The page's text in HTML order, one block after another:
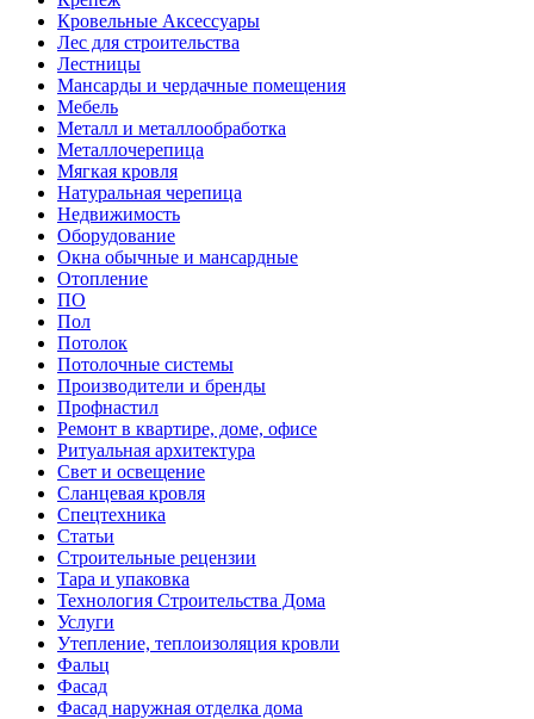
Кровельные Аксессуары
Лес для строительства
Лестницы
Мансарды и чердачные помещения
Мебель
Металл и металлообработка
Металлочерепица
Мягкая кровля
Натуральная черепица
Недвижимость
Оборудование
Окна обычные и мансардные
Отопление
ПО
Пол
Потолок
Потолочные системы
Производители и бренды
Профнастил
Ремонт в квартире, доме, офисе
Ритуальная архитектура
Свет и освещение
Сланцевая кровля
Спецтехника
Статьи
Строительные рецензии
Тара и упаковка
Технология Строительства Дома
Услуги
Утепление, теплоизоляция кровли
Фальц
Фасад
Фасад наружная отделка дома